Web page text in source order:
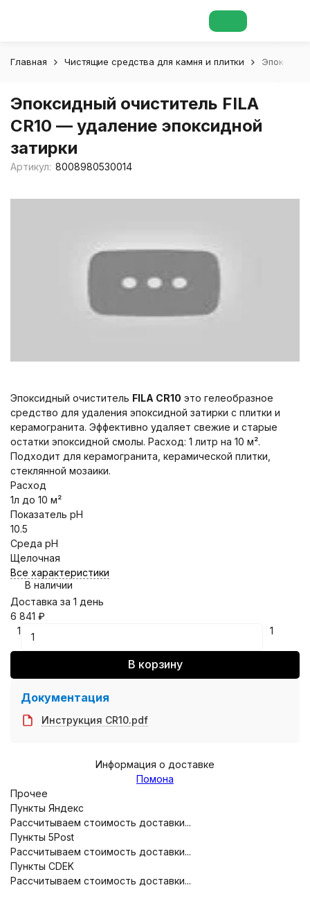
Главная Чистящие средства для камня и плитки
Эпоксидный очиститель FILA
CR10 — удаление эпоксидной
затирки
Артикул: 8008980530014
Эпоксидный очиститель FILA CR10 это гелеобразное
средство для удаления эпоксидной затирки с плитки и
керамогранита. Эффективно удаляет свежие и старые
остатки эпоксидной смолы. Расход: 1 литр на 10 м².
Подходит для керамогранита, керамической плитки,
стеклянной мозаики.
Расход
1л до 10 м²
Показатель pH
10.5
Среда pH
Щелочная
Все характеристики
В наличии
Доставка за 1 день
6 841 ₽
1
1
В корзину
Документация
Инструкция CR10.pdf
Информация о доставке
Помона
Прочее
Пункты Яндекс
Рассчитываем стоимость доставки...
Пункты 5Post
Рассчитываем стоимость доставки...
Пункты CDEK
Рассчитываем стоимость доставки...